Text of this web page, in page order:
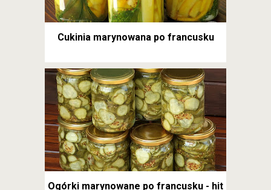
Cukinia marynowana po francusku
Ogórki marynowane po francusku - hit